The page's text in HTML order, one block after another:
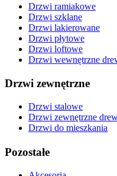
Drzwi ramiakowe
Drzwi szklane
Drzwi lakierowane
Drzwi płytowe
Drzwi loftowe
Drzwi wewnętrzne
Drzwi zewnętrzne
Drzwi stalowe
Drzwi zewnętrzne
Drzwi do mieszkania
Pozostałe